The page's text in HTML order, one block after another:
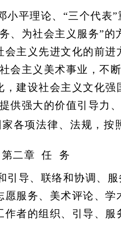
平理论、“三个代表
、为社会主义服务”的
会主义先进文化的前进
会主义 美术事业，不
建设社会主义文化强
供强大的价值引导力
各项法律、法规，按
第二章 任
务
引导、联络和协调、服
愿服务、 美术评论、学
作者的组织、引导、服